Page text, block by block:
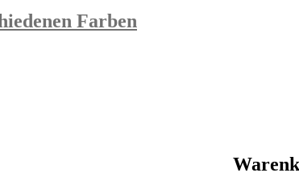
Farben